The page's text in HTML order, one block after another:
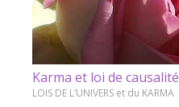
Karma et loi de causalité
LOIS DE L’UNIVERS et du KARMA